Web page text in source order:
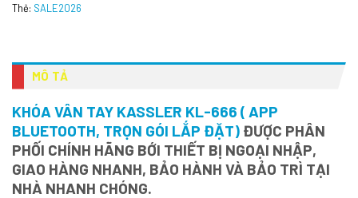
Thẻ: SALE2026
MÔ TẢ
KHÓA VÂN TAY KASSLER KL-666 ( APP
BLUETOOTH, TRỌN GÓI LẮP ĐẶT) ĐƯỢC PHÂN
PHỐI CHÍNH HÃNG BỚI THIẾT BỊ NGOẠI NHẬP,
GIAO HÀNG NHANH, BẢO HÀNH VÀ BẢO TRÌ TẠI
NHÀ NHANH CHÓNG.